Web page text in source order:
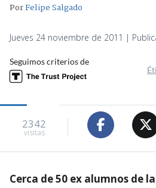
PorFelipe Salgado
Jueves 24 noviembre de 2011 |
Seguimos criterios de
2342
visitas
Cerca de 50 ex alumnos de